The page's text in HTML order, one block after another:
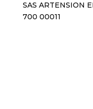
SAS ARTENSION
700 00011